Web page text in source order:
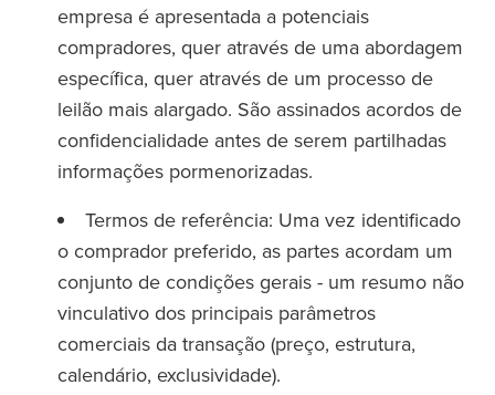
empresa é apresentada a potenciais
compradores, quer através de uma abordagem
específica, quer através de um processo de
leilão mais alargado. São assinados acordos de
confidencialidade antes de serem partilhadas
informações pormenorizadas.
Termos de referência: Uma vez identificado
o comprador preferido, as partes acordam um
conjunto de condições gerais - um resumo não
vinculativo dos principais parâmetros
comerciais da transação (preço, estrutura,
calendário, exclusividade).